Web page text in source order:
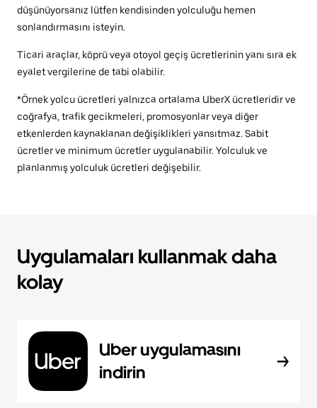
düşünüyorsanız lütfen kendisinden yolculuğu hemen
sonlandırmasını isteyin.
Ticari araçlar, köprü veya otoyol geçiş ücretlerinin yanı sıra ek
eyalet vergilerine de tabi olabilir.
*Örnek yolcu ücretleri yalnızca ortalama UberX ücretleridir ve
coğrafya, trafik gecikmeleri, promosyonlar veya diğer
etkenlerden kaynaklanan değişiklikleri yansıtmaz. Sabit
ücretler ve minimum ücretler uygulanabilir. Yolculuk ve
planlanmış yolculuk ücretleri değişebilir.
Uygulamaları kullanmak daha
kolay
Uber uygulamasını
indirin